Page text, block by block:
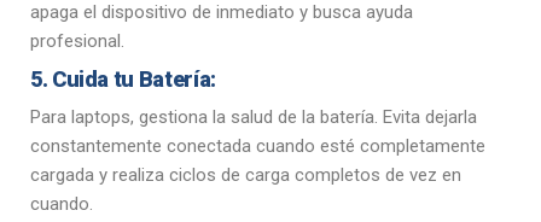
apaga el dispositivo de inmediato y busca ayuda
profesional.
5. Cuida tu Batería:
Para laptops, gestiona la salud de la batería. Evita dejarla
constantemente conectada cuando esté completamente
cargada y realiza ciclos de carga completos de vez en
cuando.